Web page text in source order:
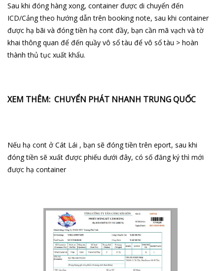
Sau khi đóng hàng xong, container được di chuyển đến
ICD/Cảng theo hướng dẫn trên booking note, sau khi container
được hạ bãi và đóng tiền hạ cont đầy, bạn cần mã vạch và tờ
khai thông quan để đến quầy vô sổ tàu để vô sổ tàu > hoàn
thành thủ tục xuất khẩu.
XEM THÊM: CHUYỂN PHÁT NHANH TRUNG QUỐC
Nếu hạ cont ở Cát Lái , bạn sẽ đóng tiền trên eport, sau khi
đóng tiền sẽ xuất được phiếu dưới đây, có số đăng ký thì mới
được hạ container